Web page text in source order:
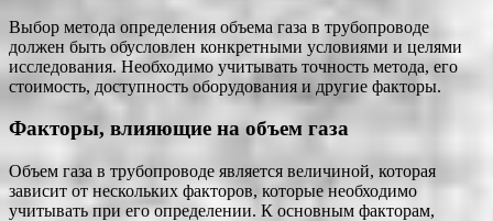
Выбор метода определения объема газа в трубопроводе
должен быть обусловлен конкретными условиями и целями
исследования. Необходимо учитывать точность метода, его
стоимость, доступность оборудования и другие факторы.
Факторы, влияющие на объем газа
Объем газа в трубопроводе является величиной, которая
зависит от нескольких факторов, которые необходимо
учитывать при его определении. К основным факторам,